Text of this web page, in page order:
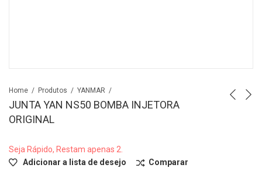
Home Produtos YANMAR
JUNTA YAN NS50 BOMBA INJETORA
ORIGINAL
Seja Rápido, Restam apenas 2.
Adicionar a lista de desejo
Comparar